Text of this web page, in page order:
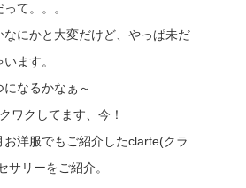
て。。。
なにかと大変だけど、やっぱ未だ
ます。
なるかなぁ～
ワクしてます、今！
お洋服でもご紹介したclarte(クラ
サリーをご紹介。